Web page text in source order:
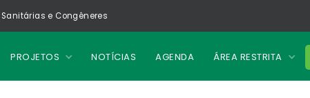
e Congêneres
PROJETOS NOTÍCIAS AGENDA ÁREA RESTRITA